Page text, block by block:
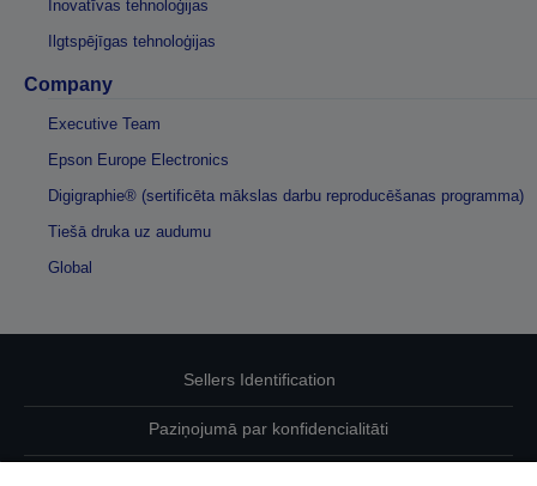
Inovatīvas tehnoloģijas
Ilgtspējīgas tehnoloģijas
Company
Executive Team
Epson Europe Electronics
Digigraphie® (sertificēta mākslas darbu reproducēšanas programma)
Tiešā druka uz audumu
Global
Sellers Identification
Paziņojumā par konfidencialitāti